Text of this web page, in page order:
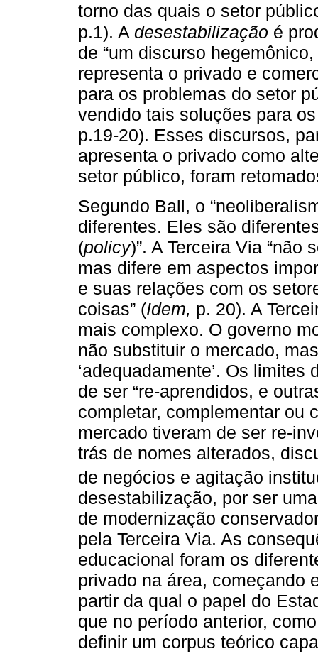
torno das quais o setor
p.1). A desestabilização é
de “um discurso
representa o privado e
para os problemas do setor
vendido tais soluções para
p.19-20). Esses discursos,
apresenta o privado como
setor público, foram
Segundo Ball, o
diferentes. Eles são
(policy)”. A Terceira Via
mas difere em aspectos
e suas relações com os
coisas” (Idem, p. 20). A
mais complexo. O governo
não substituir o mercado,
‘adequadamente’. Os
de ser “re-aprendidos, e
completar, complementar ou
mercado tiveram de ser re-
trás de nomes alterados,
de negócios e agitação
desestabilização, por ser
de modernização
pela Terceira Via. As
educacional foram os
privado na área, começando
partir da qual o papel do
que no período anterior,
definir um corpus teórico